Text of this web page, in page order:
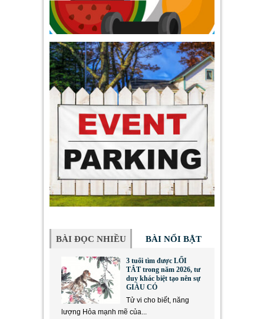
BÀI ĐỌC NHIỀU BÀI NỔI BẬT
3 tuổi tìm được LỐI
TẮT trong năm 2026, tư
duy khác biệt tạo nên sự
GIÀU CÓ
Tử vi cho biết, năng
lượng Hỏa mạnh mẽ của...